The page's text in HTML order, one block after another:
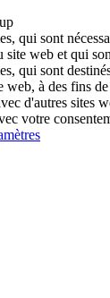
qui sont
site web et qui
qui sont
à des fins
d'autres sites
votre